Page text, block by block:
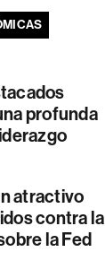
profunda
atractivo
contra la
la Fed